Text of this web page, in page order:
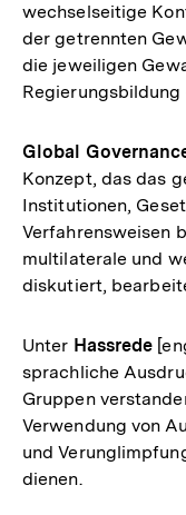
wechselseitige
der getrennten
die jeweiligen
Global
Konzept, das das
Institutionen,
Verfahrensweisen
multilaterale und
diskutiert,
Unter Hassrede
sprachliche
Gruppen
Verwendung von
und
dienen.